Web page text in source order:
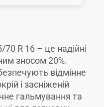
R 16 – це надійні
зносом 20%.
відмінне
і засніженій
гальмування та